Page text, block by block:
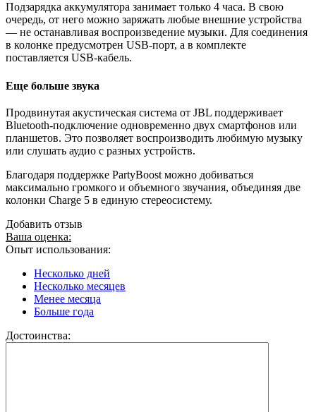
Подзарядка аккумулятора занимает только 4 часа. В свою
очередь, от него можно заряжать любые внешние устройства
— не останавливая воспроизведение музыки. Для соединения
в колонке предусмотрен USB-порт, а в комплекте
поставляется USB-кабель.
Еще больше звука
Продвинутая акустическая система от JBL поддерживает
Bluetooth-подключение одновременно двух смартфонов или
планшетов. Это позволяет воспроизводить любимую музыку
или слушать аудио с разных устройств.
Благодаря поддержке PartyBoost можно добиваться
максимально громкого и объемного звучания, объединяя две
колонки Charge 5 в единую стереосистему.
Добавить отзыв
Ваша оценка:
Опыт использования:
Несколько дней
Несколько месяцев
Менее месяца
Больше года
Достоинства: